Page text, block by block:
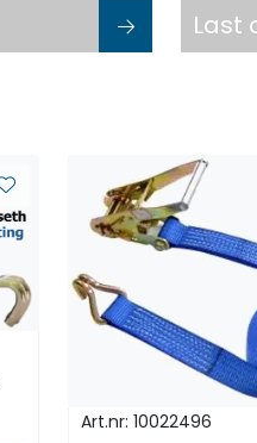
Last
Art.nr: 10022496